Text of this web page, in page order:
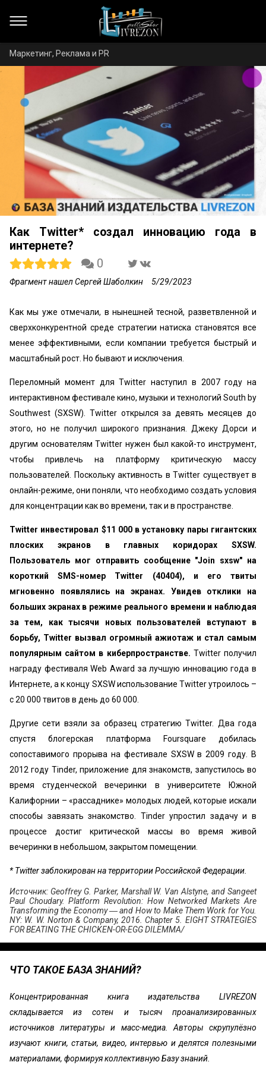
Маркетинг, Реклама и PR
Как Twitter* создал инновацию года в
интернете?
0
Фрагмент нашел Сергей Шаболкин 5/29/2023
Как мы уже отмечали, в нынешней тесной, разветвленной и
сверхконкурентной среде стратегии натиска становятся все
менее эффективными, если компании требуется быстрый и
масштабный рост. Но бывают и исключения.
Переломный момент для Twitter наступил в 2007 году на
интерактивном фестивале кино, музыки и технологий South by
Southwest (SXSW). Twitter открылся за девять месяцев до
этого, но не получил широкого признания. Джеку Дорси и
другим основателям Twitter нужен был какой-то инструмент,
чтобы привлечь на платформу критическую массу
пользователей. Поскольку активность в Twitter существует в
онлайн-режиме, они поняли, что необходимо создать условия
для концентрации как во времени, так и в пространстве.
Twitter инвестировал $11 000 в установку пары гигантских
плоских экранов в главных коридорах SXSW.
Пользователь мог отправить сообщение "Join sxsw" на
короткий SMS-номер Twitter (40404), и его твиты
мгновенно появлялись на экранах. Увидев отклики на
больших экранах в режиме реального времени и наблюдая
за тем, как тысячи новых пользователей вступают в
борьбу, Twitter вызвал огромный ажиотаж и стал самым
популярным сайтом в киберпространстве. Twitter получил
награду фестиваля Web Award за лучшую инновацию года в
Интернете, а к концу SXSW использование Twitter утроилось –
с 20 000 твитов в день до 60 000.
Другие сети взяли за образец стратегию Twitter. Два года
спустя блогерская платформа Foursquare добилась
сопоставимого прорыва на фестивале SXSW в 2009 году. В
2012 году Tinder, приложение для знакомств, запустилось во
время студенческой вечеринки в университете Южной
Калифорнии – «‎рассаднике» молодых людей, которые искали
способы завязать знакомство. Tinder упростил задачу и в
процессе достиг критической массы во время живой
вечеринки в небольшом, закрытом помещении.
* Twitter заблокирован на территории Российской Федерации.
Источник: Geoffrey G. Parker, Marshall W. Van Alstyne, and Sangeet
Paul Choudary. Platform Revolution: How Networked Markets Are
Transforming the Economy ― and How to Make Them Work for You.
NY: W. W. Norton & Company, 2016. Chapter 5. EIGHT STRATEGIES
FOR BEATING THE CHICKEN-OR-EGG DILEMMA/
ЧТО ТАКОЕ БАЗА ЗНАНИЙ?
Концентрированная книга издательства LIVREZON
складывается из сотен и тысяч проанализированных
источников литературы и масс-медиа. Авторы скрупулёзно
изучают книги, статьи, видео, интервью и делятся полезными
материалами, формируя коллективную Базу знаний.